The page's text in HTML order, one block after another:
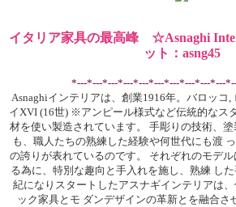
イタリア家具の最高峰 ☆Asnaghi
ット：asng45
*---*---*---*---*---*---*---*---*---*---
Asnaghiインテリアは、創業1916年。バロッコ,
イXVI (16世) ※アンピール様式など伝統的なス
材を使い製造されています。 手彫りの技術、
も、職人たちの熟練した経験や何世代にも渡
の誇りが表れているのです。 それぞれのモデル
る為に、特別な趣向と手入れを施し、熟練 し
紀になりスタートしたアスナギインテリアは
ック家具とモ ダンデザインの革新とを融合さ